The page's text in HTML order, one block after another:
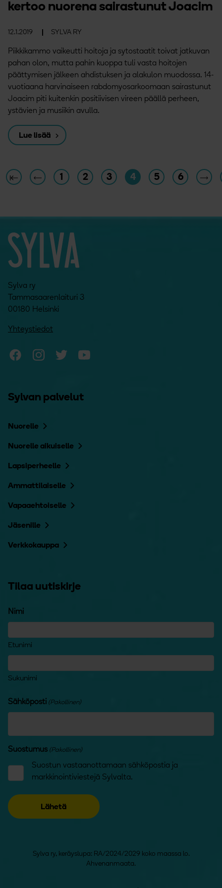
kertoo nuorena sairastunut Joacim
12.1.2019 SYLVA RY
Piikkikammo vaikeutti hoitoja ja sytostaatit toivat jatkuvan
pahan olon, mutta pahin kuoppa tuli vasta hoitojen
päättymisen jälkeen ahdistuksen ja alakulon muodossa. 14-
vuotiaana harvinaiseen rabdomyosarkoomaan sairastunut
Joacim piti kuitenkin positiivisen vireen päällä perheen,
ystävien ja musiikin avulla.
Lue lisää
1 2 3 4 5 6
Sylva ry
Tammasaarenlaituri 3
00180 Helsinki
Yhteystiedot
Sylvan Facebook
Sylvan Instagram
Sylvan Twitter
Sylvan palvelut
Nuorelle
Nuorelle aikuiselle
Lapsiperheelle
Ammattilaiselle
Vapaaehtoiselle
Jäsenille
Verkkokauppa
Tilaa uutiskirje
Nimi
Etunimi
Sukunimi
Sähköposti (Pakollinen)
Suostumus (Pakollinen)
Suostun vastaanottamaan sähköpostia ja
markkinointiviestejä Sylvalta.
Sylva ry, keräyslupa: RA/2024/2029 koko maassa lo.
Ahvenanmaata.